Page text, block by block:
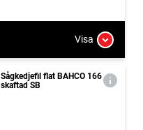
Visa
Sågkedjefil flat BAHCO 166
skaftad SB